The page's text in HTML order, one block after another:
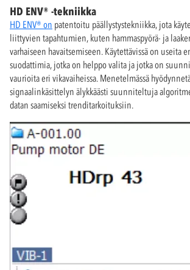
HD ENV® -tekniikka
HD ENV® on patentoitu päällystystekniikka, jota
liittyvien tapahtumien, kuten hammaspyörä- ja
varhaiseen havaitsemiseen. Käytettävissä on useita
suodattimia, jotka on helppo valita ja jotka on
vaurioita eri vikavaiheissa. Menetelmässä
signaalinkäsittelyn älykkäästi suunniteltuja
datan saamiseksi trenditarkoituksiin.